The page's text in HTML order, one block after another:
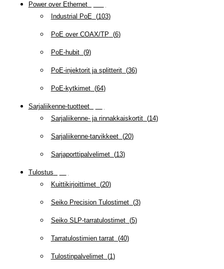
Power over Ethernet(
Industrial PoE (103)
PoE over COAX/TP (6)
PoE-hubit(9)
PoE-injektorit ja splitterit(36)
PoE-kytkimet(64)
Sarjaliikenne-tuotteet(
Sarjaliikenne- ja rinnakkaiskortit(14)
Sarjaliikenne-tarvikkeet(20)
Sarjaporttipalvelimet(13)
Tulostus
Kuittikirjoittimet(20)
Seiko Precision Tulostimet(3)
Seiko SLP-tarratulostimet(5)
Tarratulostimien tarrat(40)
Tulostinpalvelimet(1 )